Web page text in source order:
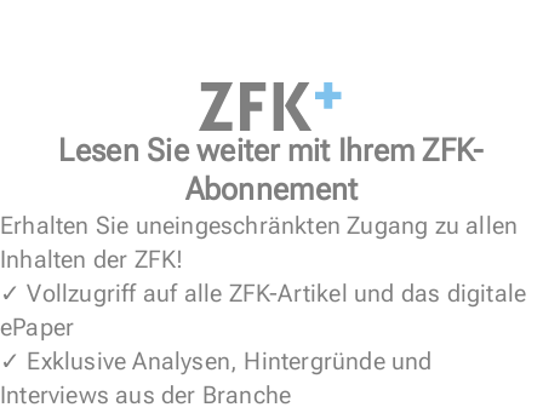
Lesen Sie weiter mit Ihrem ZFK-
Abonnement
Erhalten Sie uneingeschränkten Zugang zu allen
Inhalten der ZFK!
✓ Vollzugriff auf alle ZFK-Artikel und das digitale
ePaper
✓ Exklusive Analysen, Hintergründe und
Interviews aus der Branche